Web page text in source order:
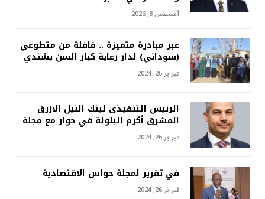
أغسطس 8, 2026
عبر مبادرة متميزة .. قافلة من متطوعي
(سوداني) لدار رعاية كبار السن بشندي
فبراير 26, 2024
الرئيس التنفيذى لبنك النيل الازرق
المشرق أكرم البلولة في حوار مع مجلة
فبراير 26, 2024
في تقرير لمجلة حواس الاقتصادية
فبراير 26, 2024